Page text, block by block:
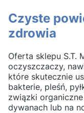
Czyste
zdrowia
Oferta sklepu S.T.
oczyszczaczy,
które skutecznie
bakterie, pleśń,
związki
dywanach lub na